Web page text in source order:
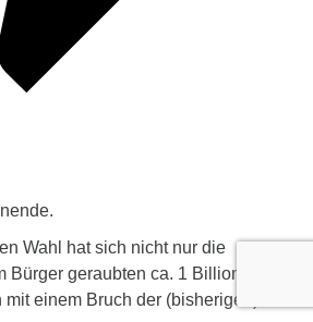
Wahl hat sich nicht nur die
Bürger geraubten ca. 1 Billionen €
einem Bruch der (bisherigen)